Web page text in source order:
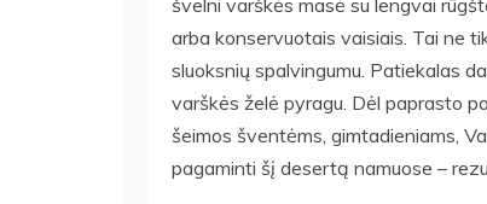
švelni varškės masė su lengvai
arba konservuotais vaisiais. Tai ne
sluoksnių spalvingumu. Patiekalas
varškės želė pyragu. Dėl paprasto
šeimos šventėms, gimtadieniams,
pagaminti šį desertą namuose –